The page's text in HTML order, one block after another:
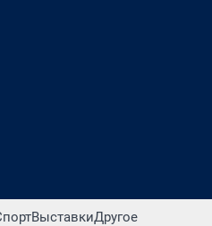
ВыставкиДругое